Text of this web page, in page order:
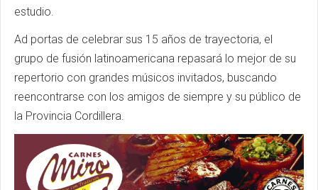
estudio.
Ad portas de celebrar sus 15 años de trayectoria, el
grupo de fusión latinoamericana repasará lo mejor de su
repertorio con grandes músicos invitados, buscando
reencontrarse con los amigos de siempre y su público de
la Provincia Cordillera.